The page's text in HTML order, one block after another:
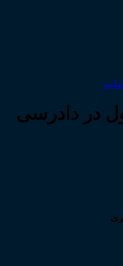
در دادرسی